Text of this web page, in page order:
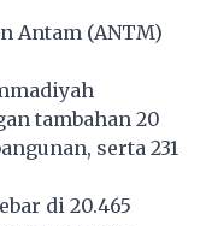
Antam (ANTM)
tambahan 20
serta 231
di 20.465